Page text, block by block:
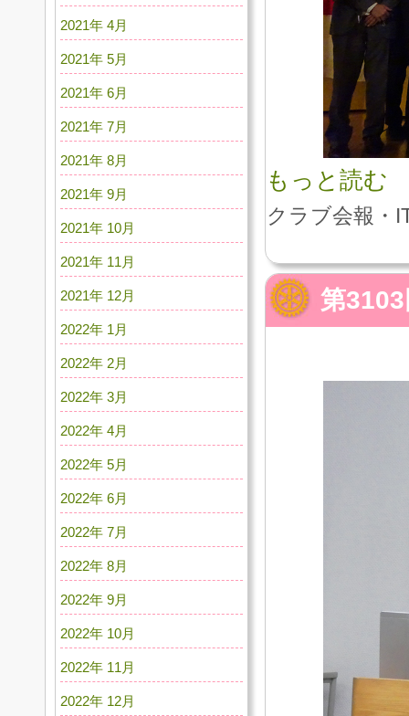
もっと読む
クラブ会報・
第
2021年 4月
2021年 5月
2021年 6月
2021年 7月
2021年 8月
2021年 9月
2021年 10月
2021年 11月
2021年 12月
2022年 1月
2022年 2月
2022年 3月
2022年 4月
2022年 5月
2022年 6月
2022年 7月
2022年 8月
2022年 9月
2022年 10月
2022年 11月
2022年 12月